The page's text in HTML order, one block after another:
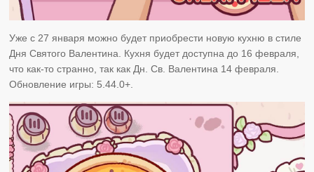
Уже с 27 января можно будет приобрести новую кухню в стиле
Дня Святого Валентина. Кухня будет доступна до 16 февраля,
что как-то странно, так как Дн. Св. Валентина 14 февраля.
Обновление игры: 5.44.0+.